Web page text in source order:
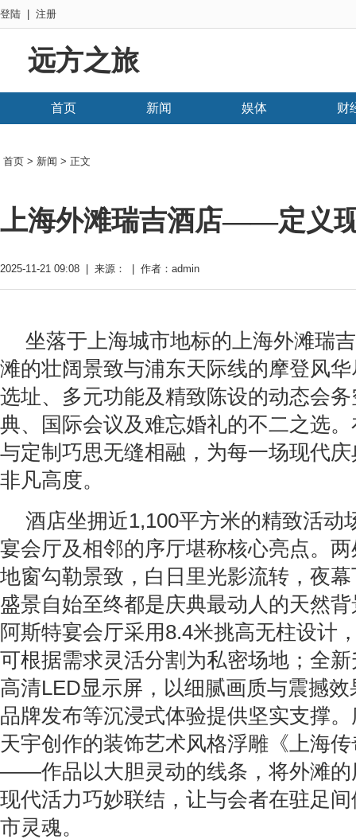
登陆 注册
远方之旅
首页 新闻 娱体 财
首页 > 新闻 > 正文
上海外滩瑞吉酒店——定义
2025-11-21 09:08 | 来源： | 作者：admin
坐落于上海城市地标的上海外滩瑞
滩的壮阔景致与浦东天际线的摩登风
选址、多元功能及精致陈设的动态会
典、国际会议及难忘婚礼的不二之选
与定制巧思无缝相融，为每一场现代
非凡高度。
酒店坐拥近1,100平方米的精致活动
宴会厅及相邻的序厅堪称核心亮点。
地窗勾勒景致，白日里光影流转，夜
盛景自始至终都是庆典最动人的天然
阿斯特宴会厅采用8.4米挑高无柱设计
可根据需求灵活分割为私密场地；全
高清LED显示屏，以细腻画质与震撼
品牌发布等沉浸式体验提供坚实支撑
天宇创作的装饰艺术风格浮雕《上海
——作品以大胆灵动的线条，将外滩的
现代活力巧妙联结，让与会者在驻足
市灵魂。